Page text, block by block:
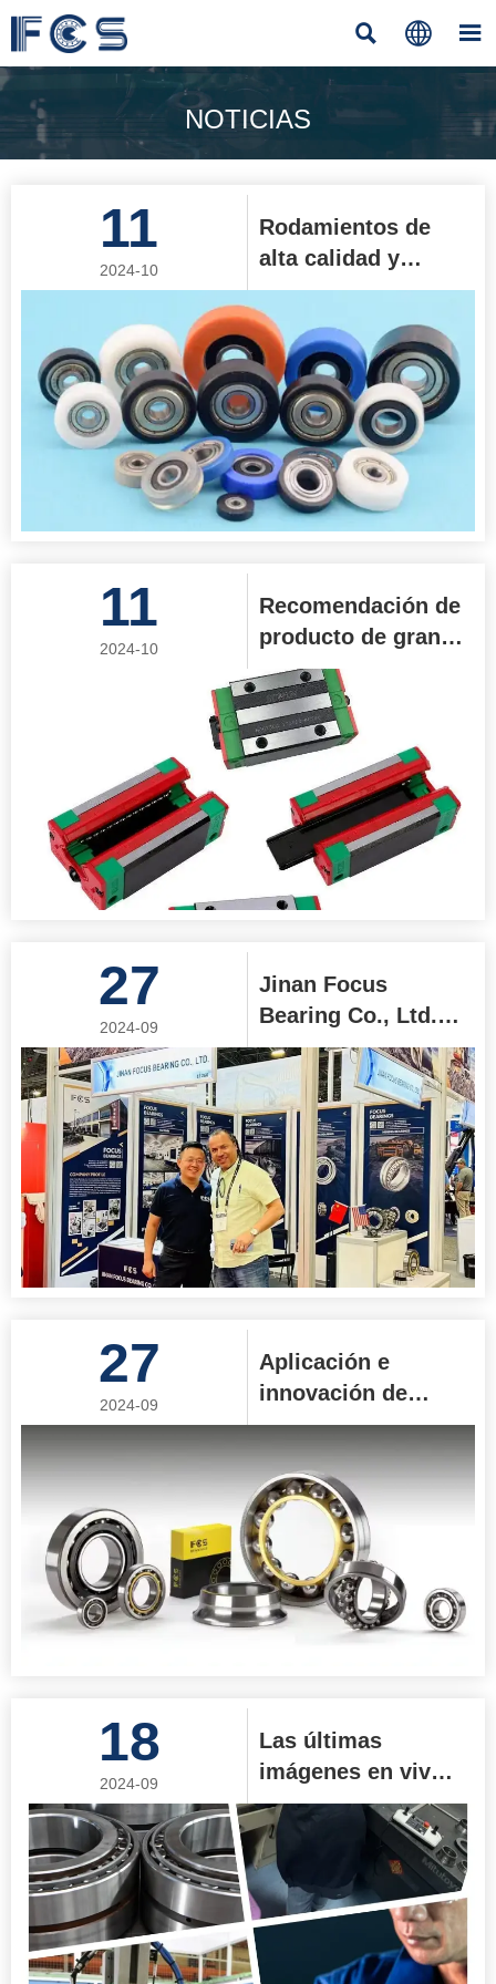
  
NOTICIAS
11
2024-10
Rodamientos de
alta calidad y
duraderos
Introducción:
Rodamiento de
rodillos recubierto
de nailon para
polea
11
2024-10
Recomendación de
producto de gran
venta: Bloque de
cojinetes de riel
guía de guía lineal
27
2024-09
Jinan Focus
Bearing Co., Ltd.
participó con éxito
en la exposición
minera a gran
escala MINEXPO
2024 en Estados
Unidos
27
2024-09
Aplicación e
innovación de
rodamientos de
uso común en la
industria minera
18
2024-09
Las últimas
imágenes en vivo
de producción de
fábrica muestran
el proceso de
producción de alta
calidad de Jinan
Focus Bearing Co.,